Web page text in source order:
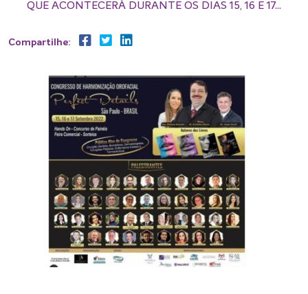
QUE ACONTECERÁ DURANTE OS DIAS 15, 16 E 17...
Compartilhe: